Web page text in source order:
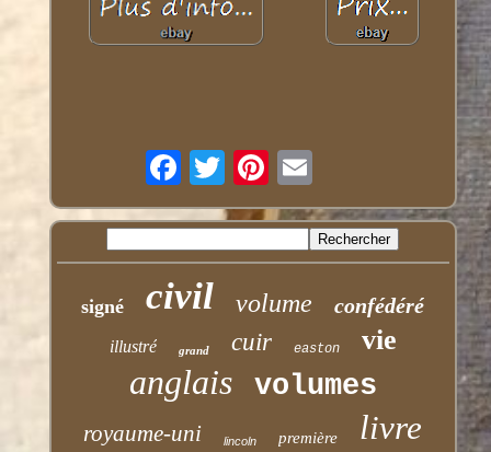
signé civil volume confédéré
illustré grand cuir easton vie
anglais volumes
royaume-uni lincoln première livre